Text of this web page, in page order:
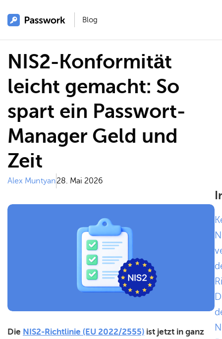
Blog
NIS2-Konformität
leicht gemacht: So
spart ein Passwort-
Manager Geld und
Zeit
Alex Muntyan28. Mai 2026
Die NIS2-Richtlinie (EU 2022/2555) ist jetzt in ganz